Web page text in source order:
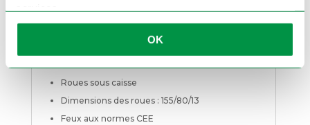
services.
OK
Porte échelle double (démontable)
Timon freiné en V soudé
Roues sous caisse
Dimensions des roues : 155/80/13
Feux aux normes CEE